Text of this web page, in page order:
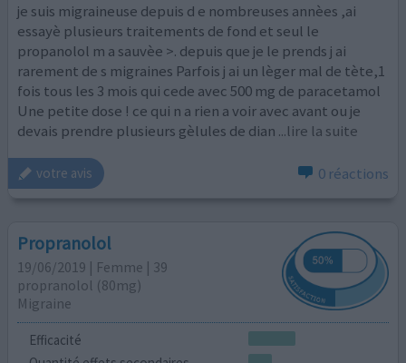
je suis migraineuse depuis d e nombreuses annèes ,ai
essayè plusieurs traitements de fond et seul le
propanolol m a sauvèe >. depuis que je le prends j ai
rarement de s migraines Parfois j ai un lèger mal de tète,1
fois tous les 3 mois qui cede avec 500 mg de paracetamol
Une petite dose ! ce qui n a rien a voir avec avant ou je
devais prendre plusieurs gèlules de dian ...lire la suite
votre avis 0 réactions
Propranolol
19/06/2019 | Femme | 39
propranolol (80mg)
Migraine
Efficacité